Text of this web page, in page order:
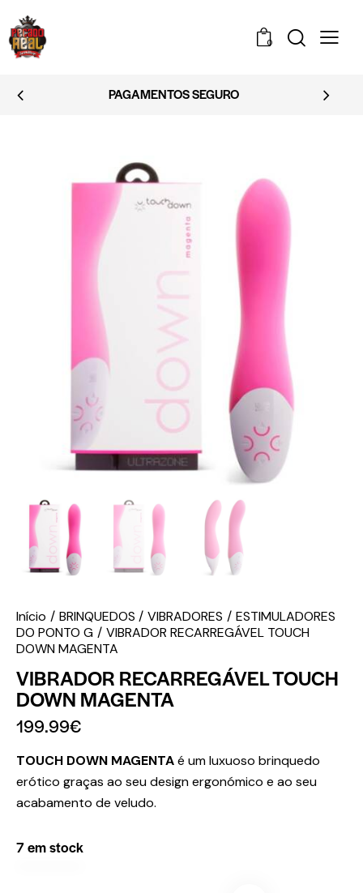
0
EMBALAGEM DISCRETA
Início BRINQUEDOS VIBRADORES
ESTIMULADORES
DO PONTO G
VIBRADOR RECARREGÁVEL TOUCH
DOWN MAGENTA
VIBRADOR RECARREGÁVEL TOUCH
DOWN MAGENTA
199.99€
TOUCH DOWN MAGENTAé um luxuoso brinquedo
erótico graças ao seu design ergonómico e ao seu
acabamento de veludo.
7 em stock